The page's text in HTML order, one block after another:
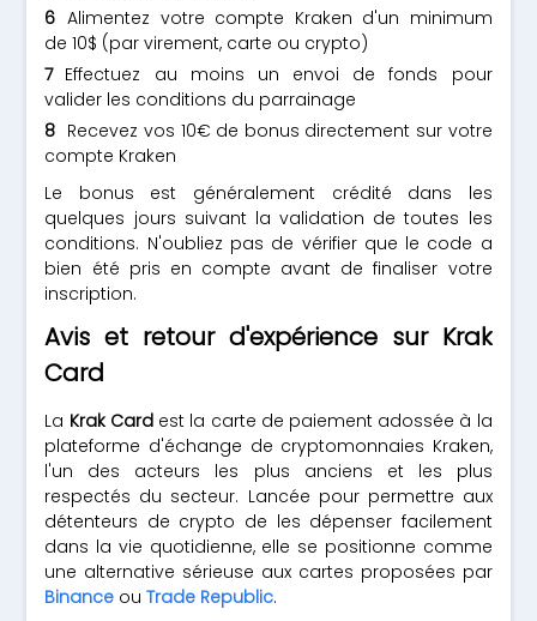
Alimentez votre compte Kraken d'un minimum
de 10$ (par virement, carte ou crypto)
Effectuez au moins un envoi de fonds pour
valider les conditions du parrainage
Recevez vos 10€ de bonus directement sur votre
compte Kraken
Le bonus est généralement crédité dans les
quelques jours suivant la validation de toutes les
conditions. N'oubliez pas de vérifier que le code a
bien été pris en compte avant de finaliser votre
inscription.
Avis et retour d'expérience sur Krak
Card
La Krak Cardest la carte de paiement adossée à la
plateforme d'échange de cryptomonnaies Kraken,
l'un des acteurs les plus anciens et les plus
respectés du secteur. Lancée pour permettre aux
détenteurs de crypto de les dépenser facilement
dans la vie quotidienne, elle se positionne comme
une alternative sérieuse aux cartes proposées par
Binance ouTrade Republic.